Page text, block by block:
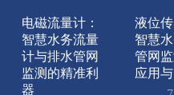
电磁流量计：
智慧水务流量
计与排水管网
监测的精准利
器
液位
智慧
管网
应用